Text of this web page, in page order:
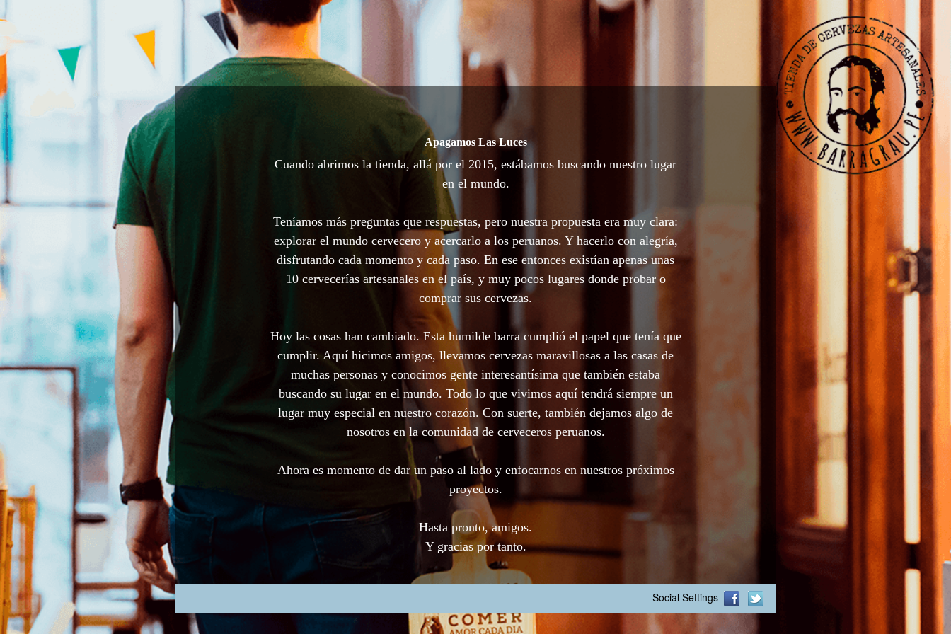
Apagamos Las Luces
Cuando abrimos la tienda, allá por el 2015, estábamos buscando nuestro lugar
en el mundo.
Teníamos más preguntas que respuestas, pero nuestra propuesta era muy clara:
explorar el mundo cervecero y acercarlo a los peruanos. Y hacerlo con alegría,
disfrutando cada momento y cada paso. En ese entonces existían apenas unas
10 cervecerías artesanales en el país, y muy pocos lugares donde probar o
comprar sus cervezas.
Hoy las cosas han cambiado. Esta humilde barra cumplió el papel que tenía que
cumplir. Aquí hicimos amigos, llevamos cervezas maravillosas a las casas de
muchas personas y conocimos gente interesantísima que también estaba
buscando su lugar en el mundo. Todo lo que vivimos aquí tendrá siempre un
lugar muy especial en nuestro corazón. Con suerte, también dejamos algo de
nosotros en la comunidad de cerveceros peruanos.
Ahora es momento de dar un paso al lado y enfocarnos en nuestros próximos
proyectos.
Hasta pronto, amigos.
Y gracias por tanto.
Social Settings